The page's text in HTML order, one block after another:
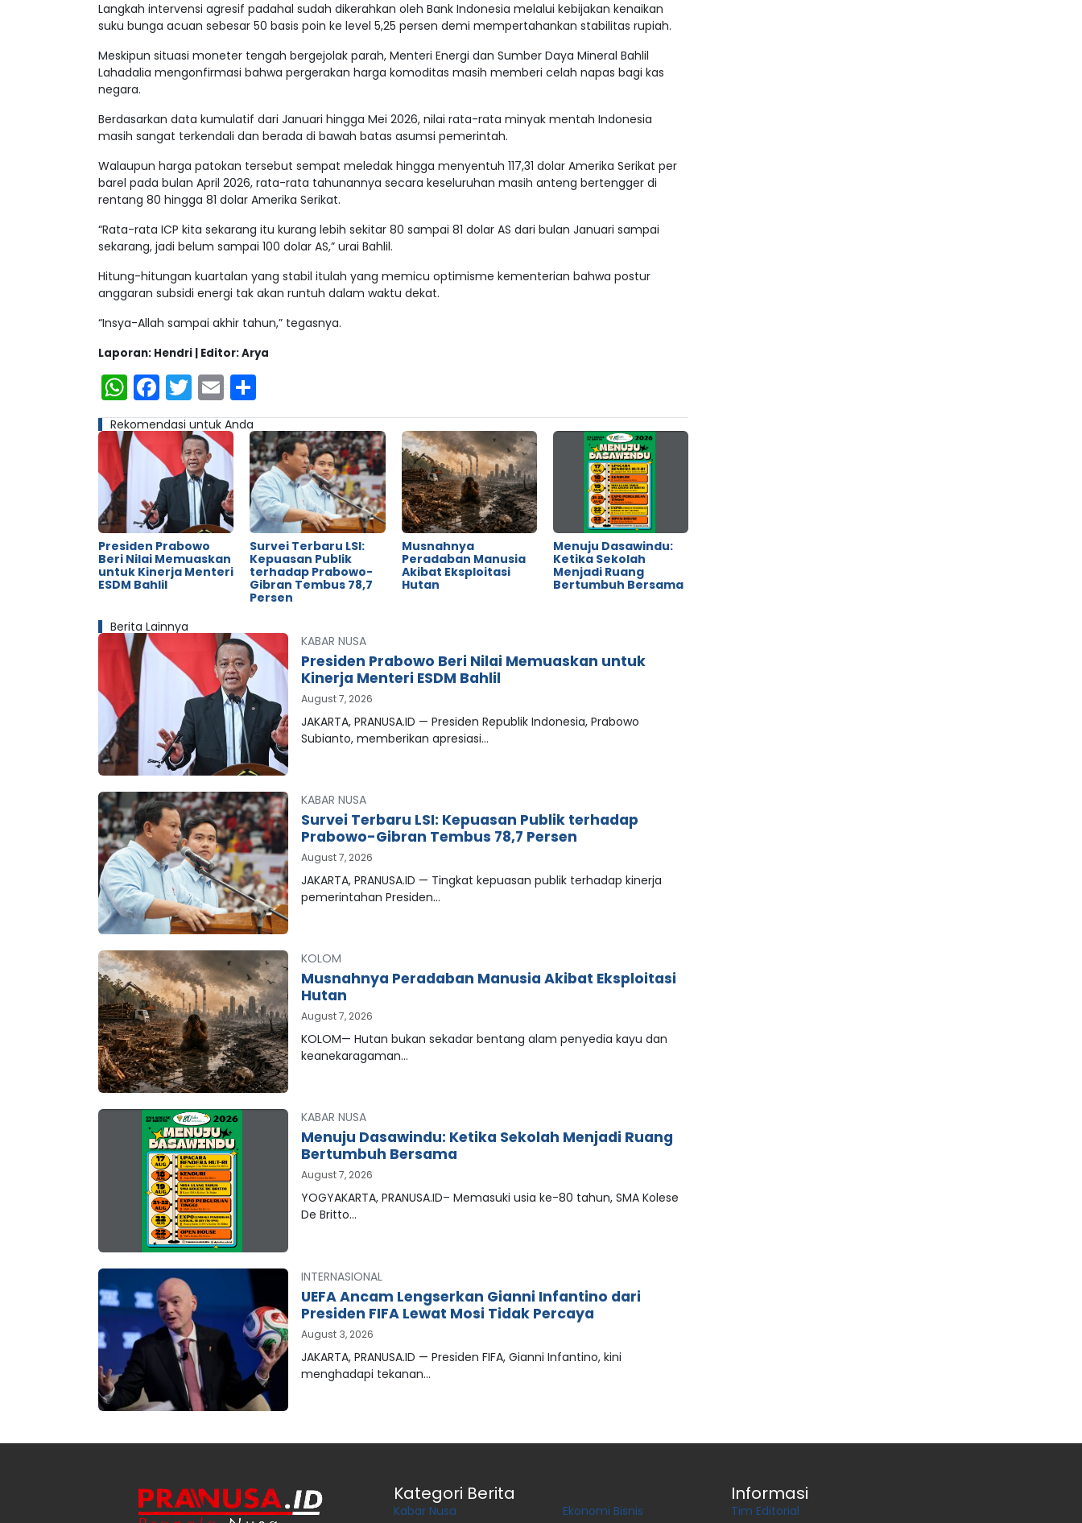
Langkah intervensi agresif padahal sudah dikerahkan oleh Bank Indonesia melalui kebijakan kenaikan
suku bunga acuan sebesar 50 basis poin ke level 5,25 persen demi mempertahankan stabilitas rupiah.
Meskipun situasi moneter tengah bergejolak parah, Menteri Energi dan Sumber Daya Mineral Bahlil
Lahadalia mengonfirmasi bahwa pergerakan harga komoditas masih memberi celah napas bagi kas
negara.
Berdasarkan data kumulatif dari Januari hingga Mei 2026, nilai rata-rata minyak mentah Indonesia
masih sangat terkendali dan berada di bawah batas asumsi pemerintah.
Walaupun harga patokan tersebut sempat meledak hingga menyentuh 117,31 dolar Amerika Serikat per
barel pada bulan April 2026, rata-rata tahunannya secara keseluruhan masih anteng bertengger di
rentang 80 hingga 81 dolar Amerika Serikat.
“Rata-rata ICP kita sekarang itu kurang lebih sekitar 80 sampai 81 dolar AS dari bulan Januari sampai
sekarang, jadi belum sampai 100 dolar AS,” urai Bahlil.
Hitung-hitungan kuartalan yang stabil itulah yang memicu optimisme kementerian bahwa postur
anggaran subsidi energi tak akan runtuh dalam waktu dekat.
“Insya-Allah sampai akhir tahun,” tegasnya.
Laporan: Hendri | Editor: Arya
WhatsApp
Facebook
Twitter
Email
Rekomendasi untuk Anda
Presiden Prabowo
Beri Nilai Memuaskan
untuk Kinerja Menteri
ESDM Bahlil
Survei Terbaru LSI:
Kepuasan Publik
terhadap Prabowo-
Gibran Tembus 78,7
Persen
Musnahnya
Peradaban Manusia
Akibat Eksploitasi
Hutan
Menuju Dasawindu:
Ketika Sekolah
Menjadi Ruang
Bertumbuh Bersama
Berita Lainnya
KABAR NUSA
Presiden Prabowo Beri Nilai Memuaskan untuk
Kinerja Menteri ESDM Bahlil
August 7, 2026
JAKARTA, PRANUSA.ID — Presiden Republik Indonesia, Prabowo
Subianto, memberikan apresiasi…
KABAR NUSA
Survei Terbaru LSI: Kepuasan Publik terhadap
Prabowo-Gibran Tembus 78,7 Persen
August 7, 2026
JAKARTA, PRANUSA.ID — Tingkat kepuasan publik terhadap kinerja
pemerintahan Presiden…
KOLOM
Musnahnya Peradaban Manusia Akibat Eksploitasi
Hutan
August 7, 2026
KOLOM— Hutan bukan sekadar bentang alam penyedia kayu dan
keanekaragaman…
KABAR NUSA
Menuju Dasawindu: Ketika Sekolah Menjadi Ruang
Bertumbuh Bersama
August 7, 2026
YOGYAKARTA, PRANUSA.ID– Memasuki usia ke-80 tahun, SMA Kolese
De Britto…
INTERNASIONAL
UEFA Ancam Lengserkan Gianni Infantino dari
Presiden FIFA Lewat Mosi Tidak Percaya
August 3, 2026
JAKARTA, PRANUSA.ID — Presiden FIFA, Gianni Infantino, kini
menghadapi tekanan…
Kategori Berita
Kabar Nusa Ekonomi Bisnis
Informasi
Tim Editorial